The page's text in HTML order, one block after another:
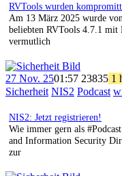
RVTools wurden
Am 13 März 2025 wurde
beliebten RVTools 4.7.1 mit
vermutlich
27 Nov. 2501:57 23835 1
Sicherheit NIS2 Podcast
NIS2: Jetzt registrieren!
Wie immer gern als
and Information Security
zur